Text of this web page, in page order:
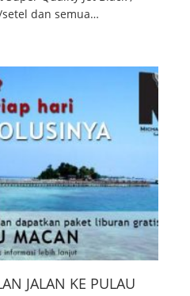
dan semua…
JALAN KE PULAU